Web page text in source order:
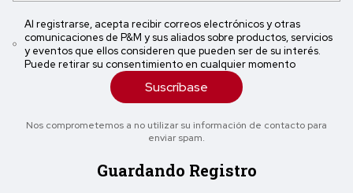
Al registrarse, acepta recibir correos electrónicos y otras
comunicaciones de P&M y sus aliados sobre productos, servicios
y eventos que ellos consideren que pueden ser de su interés.
Puede retirar su consentimiento en cualquier momento
Suscríbase
Nos comprometemos a no utilizar su información de contacto para
enviar spam.
Guardando Registro